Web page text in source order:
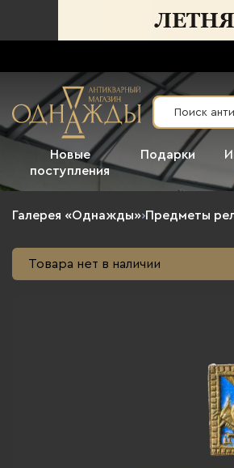
Новые
поступления
Подарки
Галерея «Однажды»›Предметы
Товара нет в наличии